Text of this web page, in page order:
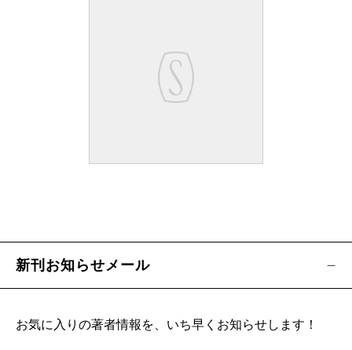
新刊お知らせメール
お気に入りの著者情報を、いち早くお知らせします！